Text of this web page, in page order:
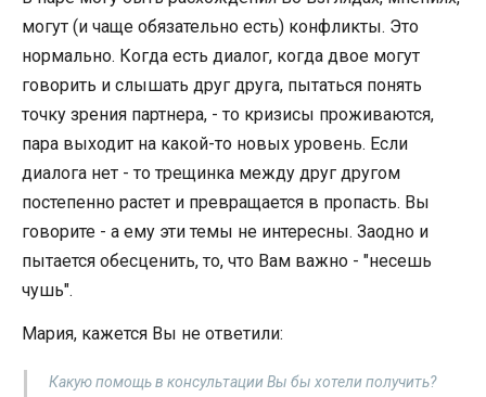
могут (и чаще обязательно есть) конфликты. Это
нормально. Когда есть диалог, когда двое могут
говорить и слышать друг друга, пытаться понять
точку зрения партнера, - то кризисы проживаются,
пара выходит на какой-то новых уровень. Если
диалога нет - то трещинка между друг другом
постепенно растет и превращается в пропасть. Вы
говорите - а ему эти темы не интересны. Заодно и
пытается обесценить, то, что Вам важно - "несешь
чушь".
Мария, кажется Вы не ответили:
Какую помощь в консультации Вы бы хотели получить?